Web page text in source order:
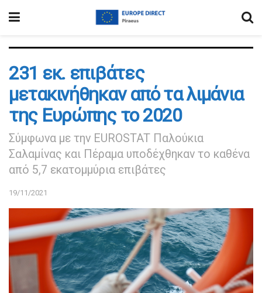
231 εκ. επιβάτες
μετακινήθηκαν από τα λιμάνια
της Ευρώπης το 2020
Σύμφωνα με την EUROSTAT Παλούκια
Σαλαμίνας και Πέραμα υποδέχθηκαν το καθένα
από 5,7 εκατομμύρια επιβάτες
19/11/2021